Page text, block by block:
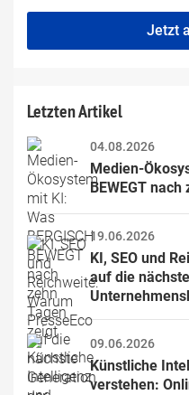
fill
Mailadresse:
Jetzt
Letzten Artikel
04.08.2026
Medien-
BEWEGT
19.06.2026
KI, SEO und
auf die
09.06.2026
Künstliche
verstehen: